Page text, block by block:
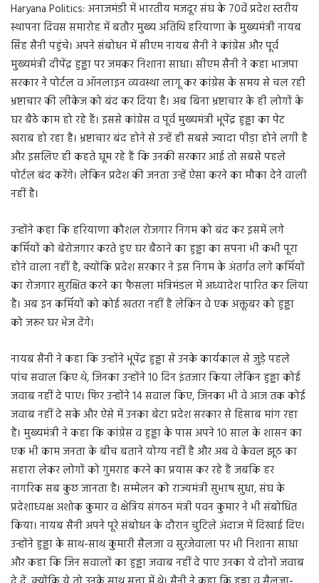
Haryana Politics: अनाजमंडी में भारतीय मजदूर संघ के 70वें प्रदेश स्तरीय
स्थापना दिवस समारोह में बतौर मुख्य अतिथि हरियाणा के मुख्यमंत्री नायब
सिंह सैनी पहुंचे। अपने संबोधन में सीएम नायब सैनी ने कांग्रेस और पूर्व
मुख्यमंत्री दीपेंद्र हुड्डा पर जमकर निशाना साधा। सीएम सैनी ने कहा भाजपा
सरकार ने पोर्टल व ऑनलाइन व्यवस्था लागू कर कांग्रेस के समय से चल रही
भ्रष्टाचार की लीकेज को बंद कर दिया है। अब बिना भ्रष्टाचार के ही लोगों के
घर बैठे काम हो रहे हैं। इससे कांग्रेस व पूर्व मुख्यमंत्री भूपेंद्र हुड्डा का पेट
खराब हो रहा है। भ्रष्टाचार बंद होने से उन्हें ही सबसे ज्यादा पीड़ा होने लगी है
और इसलिए ही कहते घूम रहे हैं कि उनकी सरकार आई तो सबसे पहले
पोर्टल बंद करेंगे। लेकिन प्रदेश की जनता उन्हें ऐसा करने का मौका देने वाली
नहीं है।
उन्होंने कहा कि हरियाणा कौशल रोजगार निगम को बंद कर इसमें लगे
कर्मियों को बेरोजगार करते हुए घर बैठाने का हुड्डा का सपना भी कभी पूरा
होने वाला नहीं है, क्योंकि प्रदेश सरकार ने इस निगम के अंतर्गत लगे कर्मियों
का रोजगार सुरक्षित करने का फैसला मंत्रिमंडल में अध्यादेश पारित कर लिया
है। अब इन कर्मियों को कोई खतरा नहीं है लेकिन वे एक अक्तूबर को हुड्डा
को जरूर घर भेज देंगे।
नायब सैनी ने कहा कि उन्होंने भूपेंद्र हुड्डा से उनके कार्यकाल से जुड़े पहले
पांच सवाल किए थे, जिनका उन्होंने 10 दिन इंतजार किया लेकिन हुड्डा कोई
जवाब नहीं दे पाए। फिर उन्होंने 14 सवाल किए, जिनका भी वे आज तक कोई
जवाब नहीं दे सके और ऐसे में उनका बेटा प्रदेश सरकार से हिसाब मांग रहा
है। मुख्यमंत्री ने कहा कि कांग्रेस व हुड्डा के पास अपने 10 साल के शासन का
एक भी काम जनता के बीच बताने योग्य नहीं है और अब वे केवल झूठ का
सहारा लेकर लोगों को गुमराह करने का प्रयास कर रहे हैं जबकि हर
नागरिक सब कुछ जानता है। सम्मेलन को राज्यमंत्री सुभाष सुधा, संघ के
प्रदेशाध्यक्ष अशोक कुमार व क्षेत्रिय संगठन मंत्री पवन कुमार ने भी संबोधित
किया। नायब सैनी अपने पूरे संबोधन के दौरान चुटिले अंदाज में दिखाई दिए।
उन्होंने हुड्डा के साथ-साथ कुमारी सैलजा व सुरजेवाला पर भी निशाना साधा
और कहा कि जिन सवालों का हुड्डा जवाब नहीं दे पाए उनका ये दोनों जवाब